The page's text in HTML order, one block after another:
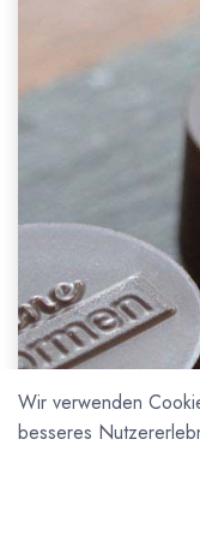
Wir verwenden
besseres